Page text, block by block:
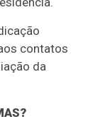
contatos
da